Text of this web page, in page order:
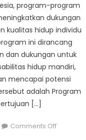
Lanjut
Usia
program-program
dukungan
kualitas hidup individu
ini dirancang
dan dukungan untuk
hidup mandiri,
mencapai potensi
adalah Program
[…]
Comments Offon